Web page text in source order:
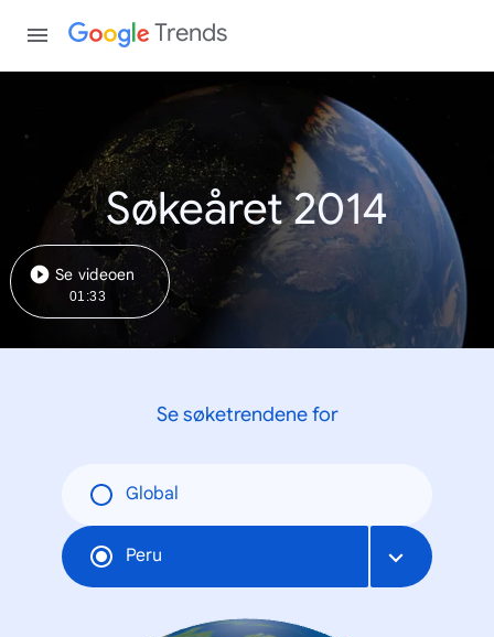
Trends
Søkeåret 2014
Se videoen
01:33
Se søketrendene for
Global
Peru